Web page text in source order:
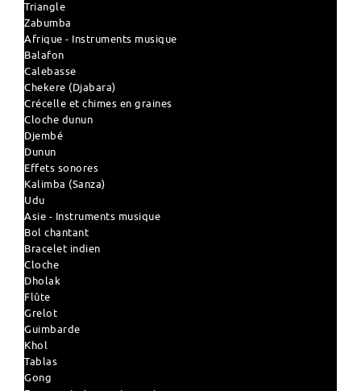
Triangle
Zabumba
Afrique - Instruments musique
Balafon
Calebasse
Chekere (Djabara)
Crécelle et chimes en graines
Cloche dunun
Djembé
Dunun
Effets sonores
Kalimba (Sanza)
Udu
Asie - Instruments musique
Bol chantant
Bracelet indien
Cloche
Dholak
Flûte
Grelot
Guimbarde
Khol
Tablas
Gong